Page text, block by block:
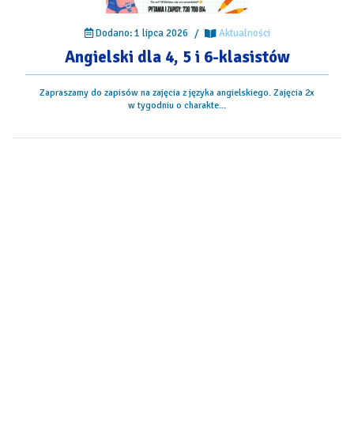
Dodano: 1 lipca 2026 / Aktualności
Angielski dla 4, 5 i 6-klasistów
Zapraszamy do zapisów na zajęcia z języka angielskiego. Zajęcia 2x
w tygodniu o charakte...